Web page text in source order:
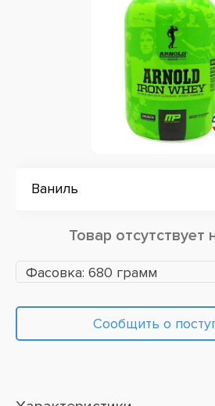
Ваниль
Товар отсутствует
Фасовка: 680 грамм
Сообщить о